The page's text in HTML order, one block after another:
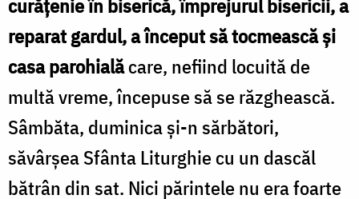
curățenie în biserică, împrejurul bisericii, a
reparat gardul, a început să tocmească și
casa parohialăcare, nefiind locuită de
multă vreme, începuse să se răzghească.
Sâmbăta, duminica și-n sărbători,
săvârșea Sfânta Liturghie cu un dascăl
bătrân din sat. Nici părintele nu era foarte